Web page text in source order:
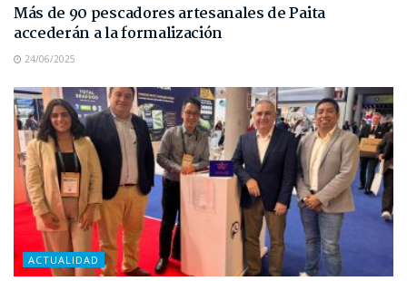
Más de 90 pescadores artesanales de Paita
accederán a la formalización
24/06/2025
ACTUALIDAD